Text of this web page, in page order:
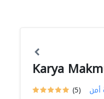
Karya
(5) أمن